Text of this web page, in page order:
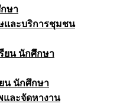
ษา
และบริการชุมชน
ยน นักศึกษา
น นักศึกษา
ละจัดหางาน